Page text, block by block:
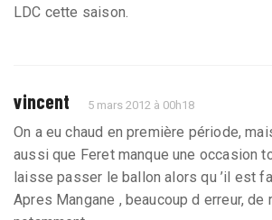
LDC cette saison.
vincent 5 mars 2012 à 00h18
On a eu chaud en première période,
aussi que Feret manque une occasion
laisse passer le ballon alors qu ’il est
Apres Mangane , beaucoup d erreur, de